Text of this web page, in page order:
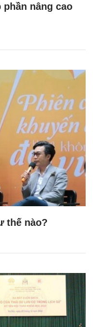
nâng cao
thế nào?